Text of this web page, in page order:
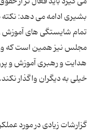
بشیری ادامه می دهد:
تمام شایستگی های آموزش
مجلس نیز همین است که
هدایت و رهبری آموزش و
گزارشات زیادی در مورد